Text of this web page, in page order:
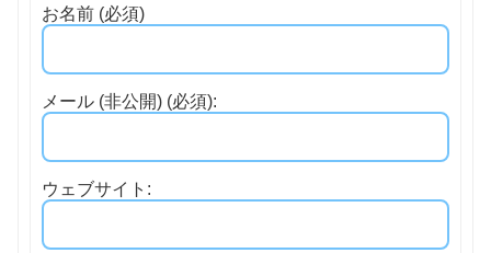
お名前 (必須)
メール (非公開) (必須):
ウェブサイト: